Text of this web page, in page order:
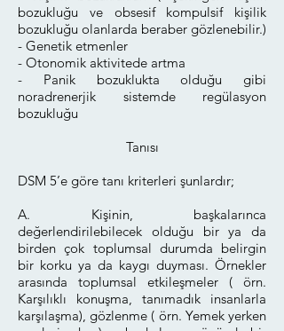
bozukluğu ve obsesif kompulsif kişilik
bozukluğu olanlarda beraber gözlenebilir.)
- Genetik etmenler
- Otonomik aktivitede artma
- Panik bozuklukta olduğu gibi
noradrenerjik sistemde regülasyon
bozukluğu
Tanısı
DSM 5’e göre tanı kriterleri şunlardır;
A. Kişinin, başkalarınca
değerlendirilebilecek olduğu bir ya da
birden çok toplumsal durumda belirgin
bir korku ya da kaygı duyması. Örnekler
arasında toplumsal etkileşmeler ( örn.
Karşılıklı konuşma, tanımadık insanlarla
karşılaşma), gözlenme ( örn. Yemek yerken